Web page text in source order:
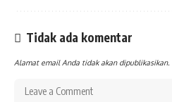
Tidak ada komentar
Alamat email Anda tidak akan dipublikasikan.